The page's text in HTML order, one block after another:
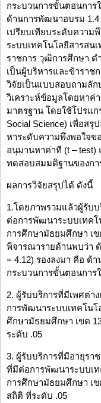
กระบวนการขั้นตอนการ
ด้านการพัฒนาอบรม 1.4
เปรียบเทียบระดับความ
ระบบเทคโนโลยีสารสน
ราชการ วุฒิการศึกษา ต
เป็นผู้บริหารและข้าราช
วิจัยเป็นแบบสอบถามลั
วิเคราะห์ข้อมูลโดยหาค่
มาตรฐาน โดยใช้โปรแก
Social Science) เพื่อส
หาระดับความพึงพอใจข
อนุมานหาค่าที (t – test)
ทดสอบสมมติฐานของกา
ผลการวิจัยสรุปได้ ดังนี้
1.โดยภาพรวมแล้วผู้รับ
ต่อการพัฒนาระบบเทคโ
การศึกษามัธยมศึกษา เ
พิจารณารายด้านพบว่า
= 4.12) รองลงมา คือ ด้
กระบวนการขั้นตอนการ
2. ผู้รับบริการที่มีเพศต่า
การพัฒนาระบบเทคโนโ
ศึกษามัธยมศึกษา เขต
ระดับ .05
3. ผู้รับบริการที่มีอายุรา
ที่มีต่อการพัฒนาระบบเท
การศึกษามัธยมศึกษา เ
สถิติ ที่ระดับ .05